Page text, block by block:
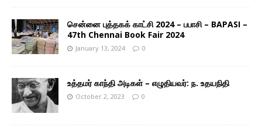
சென்னை புத்தகக் காட்சி 2024 – பபாசி – BAPASI –
47th Chennai Book Fair 2024
January 13, 2024 0
உத்தமர் காந்தி அடிகள் – எழுதியவர்: ந. உதயநிதி
October 2, 2023 0